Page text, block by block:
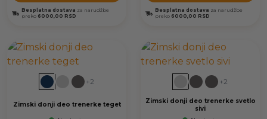
Besplatna dostava za narudžbe
preko 6000,00 RSD
Besplatna dostava za narudžbe
preko 6000,00 RSD
+2
Zimski donji deo trenerke teget
+2
Zimski donji deo trenerke svetlo
sivi